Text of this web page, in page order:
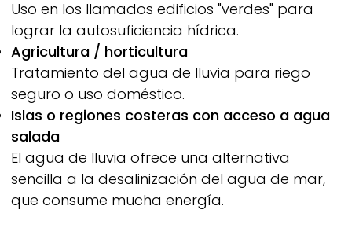
Uso en los llamados edificios "verdes" para
lograr la autosuficiencia hídrica.
Agricultura / horticultura
Tratamiento del agua de lluvia para riego
seguro o uso doméstico.
Islas o regiones costeras con acceso a agua
salada
El agua de lluvia ofrece una alternativa
sencilla a la desalinización del agua de mar,
que consume mucha energía.